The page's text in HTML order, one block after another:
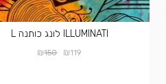
ILLUMINATI לונג כותנה L
₪119
₪150